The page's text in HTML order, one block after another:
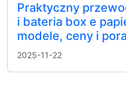
Praktyczny
i bateria box e
modele, ceny i
2025-11-22